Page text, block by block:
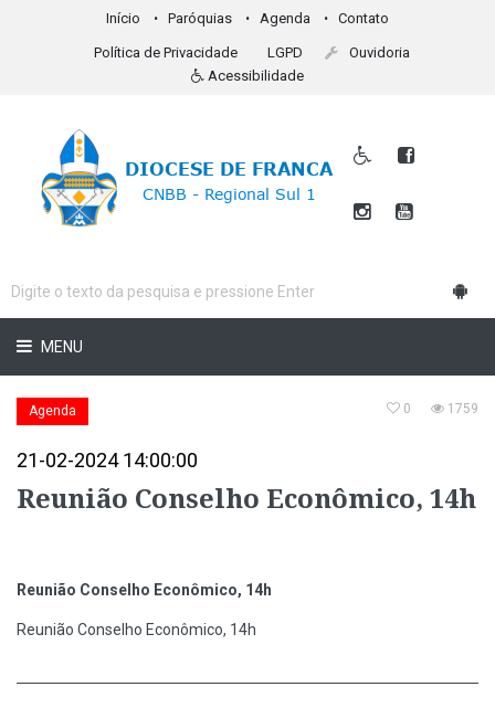
Início Paróquias Agenda Contato
Política de Privacidade LGPD
Ouvidoria
Acessibilidade
MENU
Agenda
21-02-2024 14:00:00
0 1759
Reunião Conselho Econômico, 14h
Reunião Conselho Econômico, 14h
Reunião Conselho Econômico, 14h